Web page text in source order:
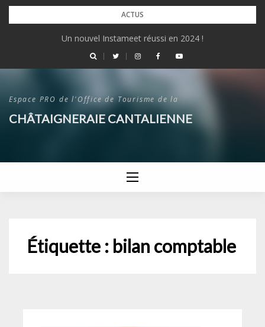
Skip
ACTUS
Un nouvel Instameet réussi en 2024 !
Espace PRO de l'Office de Tourisme de la
CHÂTAIGNERAIE CANTALIENNE
Étiquette : bilan comptable